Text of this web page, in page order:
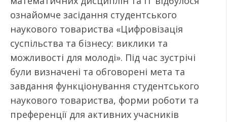
ознайомче засідання студентського
наукового товариства «Цифровізація
суспільства та бізнесу: виклики та
можливості для молоді». Під час зустрічі
були визначені та обговорені мета та
завдання функціонування студентського
наукового товариства, форми роботи та
преференції для активних учасників